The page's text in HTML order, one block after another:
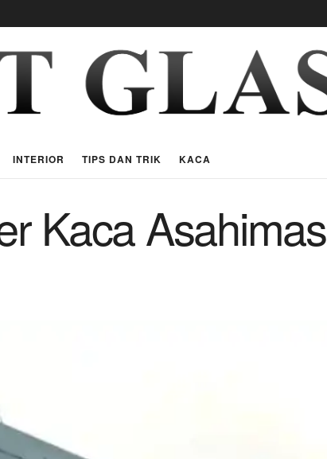
INTERIOR TIPS DAN TRIK KACA
Kaca Asahimas